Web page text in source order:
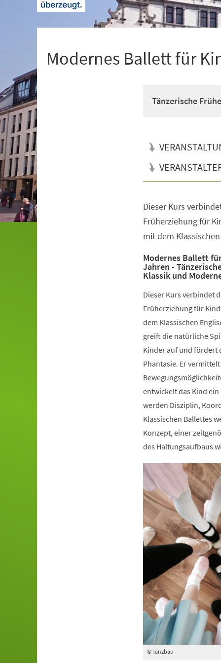
Modernes Ballett für
Tänzerische
Dieser Kurs
Früherziehung für
mit dem
Modernes Ballett
Jahren -
Klassik und
Dieser Kurs verbindet
Früherziehung für
dem Klassischen
greift die natürliche
Kinder auf und fördert
Phantasie. Er
entwickelt das Kind
werden Disziplin,
Klassischen Ballettes
Konzept, einer
des Haltungsaufbaus
© Tanzbau